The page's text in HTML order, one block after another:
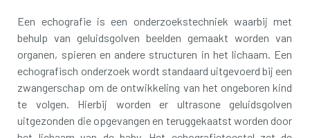
Een echografie is een onderzoekstechniek waarbij met
behulp van geluidsgolven beelden gemaakt worden van
organen, spieren en andere structuren in het lichaam. Een
echografisch onderzoek wordt standaard uitgevoerd bij een
zwangerschap om de ontwikkeling van het ongeboren kind
te volgen. Hierbij worden er ultrasone geluidsgolven
uitgezonden die opgevangen en teruggekaatst worden door